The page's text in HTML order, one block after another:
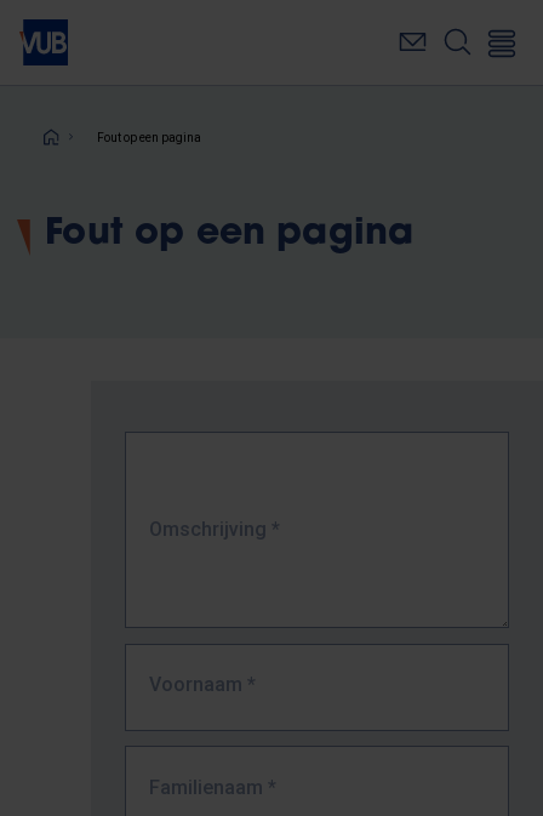
Overslaan
naar
inhoudKruimelpad
Fout op een pagina
Fout op een pagina
Omschrijving *
Voornaam *
Familienaam *